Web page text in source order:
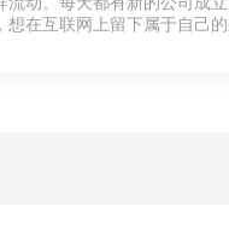
在互联网上留下属于自己